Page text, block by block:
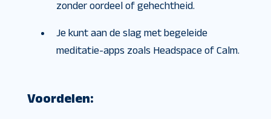
zonder oordeel of gehechtheid.
Je kunt aan de slag met begeleide
meditatie-apps zoals Headspace of Calm.
Voordelen: